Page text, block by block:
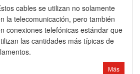
cables se utilizan no solamente
la telecomunicación, pero también
conexiones telefónicas estándar que
las cantidades más típicas de
Más